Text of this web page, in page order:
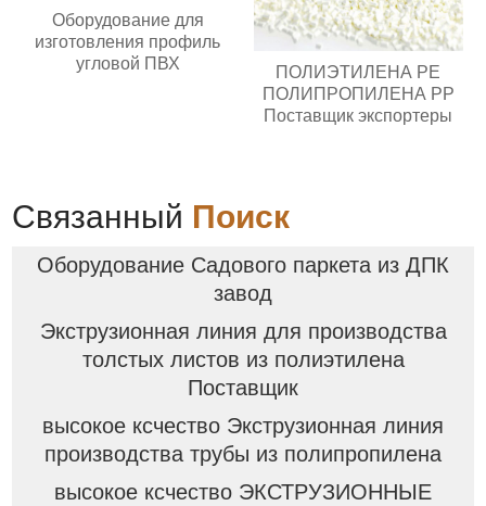
Оборудование для
изготовления профиль
угловой ПВХ
ПОЛИЭТИЛЕНА PE
ПОЛИПРОПИЛЕНА PP
Поставщик экспортеры
Связанный Поиск
Оборудование Садового паркета из ДПК
завод
Экструзионная линия для производства
толстых листов из полиэтилена
Поставщик
высокое ксчество Экструзионная линия
производства трубы из полипропилена
высокое ксчество ЭКСТРУЗИОННЫЕ